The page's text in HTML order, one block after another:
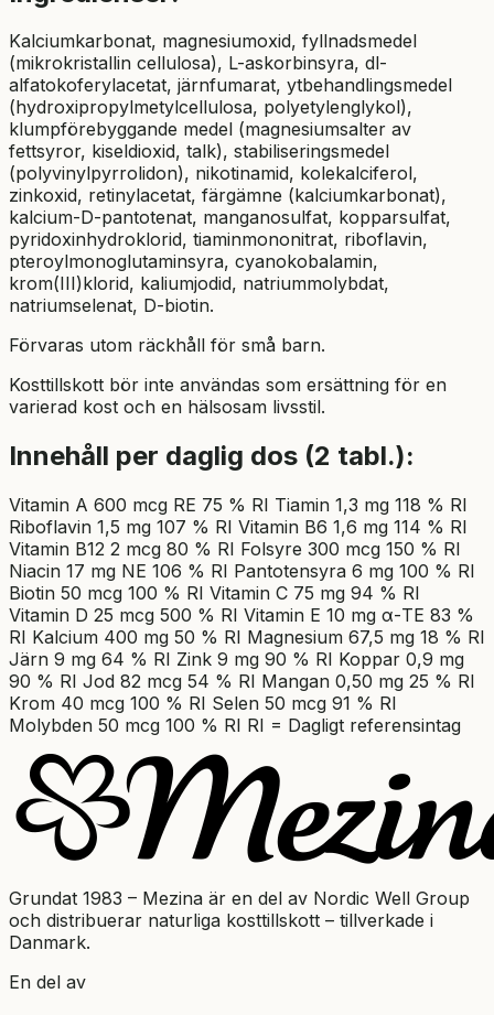
Kalciumkarbonat, magnesiumoxid, fyllnadsmedel
(mikrokristallin cellulosa), L-askorbinsyra, dl-
alfatokoferylacetat, järnfumarat, ytbehandlingsmedel
(hydroxipropylmetylcellulosa, polyetylenglykol),
klumpförebyggande medel (magnesiumsalter av
fettsyror, kiseldioxid, talk), stabiliseringsmedel
(polyvinylpyrrolidon), nikotinamid, kolekalciferol,
zinkoxid, retinylacetat, färgämne (kalciumkarbonat),
kalcium-D-pantotenat, manganosulfat, kopparsulfat,
pyridoxinhydroklorid, tiaminmononitrat, riboflavin,
pteroylmonoglutaminsyra, cyanokobalamin,
krom(III)klorid, kaliumjodid, natriummolybdat,
natriumselenat, D-biotin.
Förvaras utom räckhåll för små barn.
Kosttillskott bör inte användas som ersättning för en
varierad kost och en hälsosam livsstil.
Innehåll per daglig dos (2 tabl.):
Vitamin A 600 mcg RE 75 % RI Tiamin 1,3 mg 118 % RI
Riboflavin 1,5 mg 107 % RI Vitamin B6 1,6 mg 114 % RI
Vitamin B12 2 mcg 80 % RI Folsyre 300 mcg 150 % RI
Niacin 17 mg NE 106 % RI Pantotensyra 6 mg 100 % RI
Biotin 50 mcg 100 % RI Vitamin C 75 mg 94 % RI
Vitamin D 25 mcg 500 % RI Vitamin E 10 mg α-TE 83 %
RI Kalcium 400 mg 50 % RI Magnesium 67,5 mg 18 % RI
Järn 9 mg 64 % RI Zink 9 mg 90 % RI Koppar 0,9 mg
90 % RI Jod 82 mcg 54 % RI Mangan 0,50 mg 25 % RI
Krom 40 mcg 100 % RI Selen 50 mcg 91 % RI
Molybden 50 mcg 100 % RI RI = Dagligt referensintag
Grundat 1983 – Mezina är en del av Nordic Well Group
och distribuerar naturliga kosttillskott – tillverkade i
Danmark.
En del av